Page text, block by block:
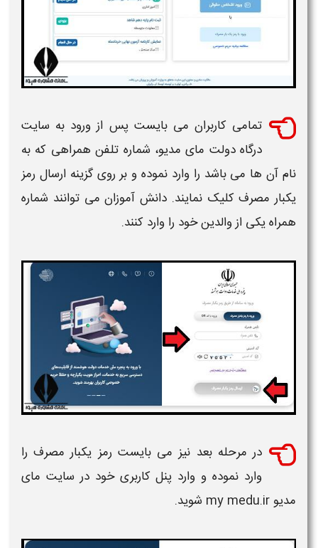
تمامی کاربران می بایست پس از ورود به سایت
درگاه دولت مای مدیو، شماره تلفن همراهی که به
نام آن ها می باشد را وارد نموده و بر روی گزینه ارسال رمز
یکبار مصرف کلیک نمایند. دانش آموزان می توانند شماره
همراه یکی از والدین خود را وارد کنند.
در مرحله بعد نیز می بایست رمز یکبار مصرف را
وارد نموده و وارد پنل کاربری خود در سایت مای
مدیو my medu.ir
شوید.